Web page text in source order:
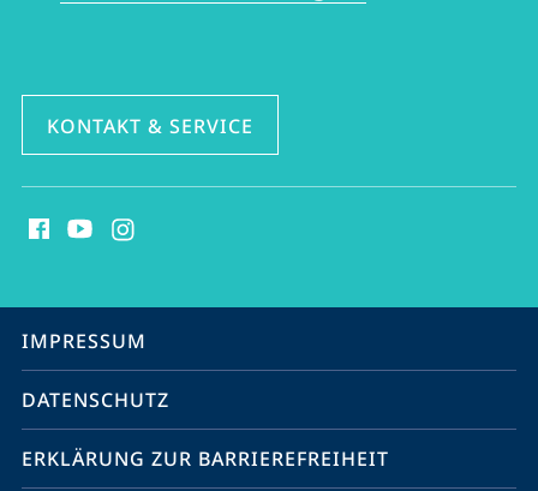
KONTAKT & SERVICE
Media
Service-
Navigation
IMPRESSUM
DATENSCHUTZ
ERKLÄRUNG ZUR BARRIEREFREIHEIT